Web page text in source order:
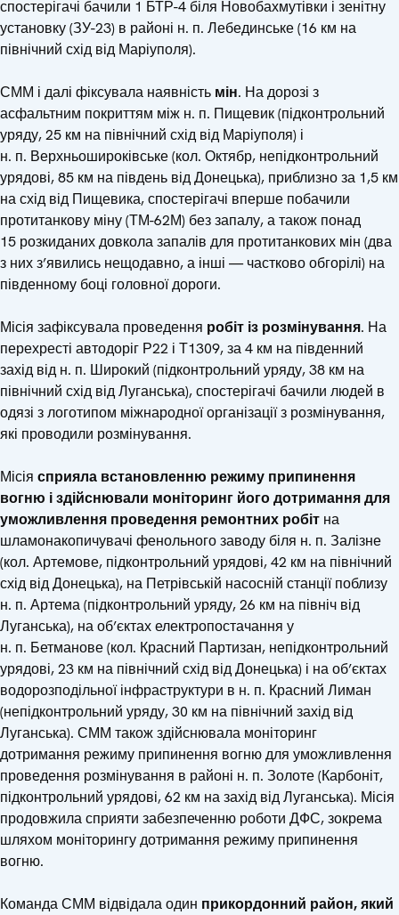
спостерігачі бачили 1 БТР-4 біля Новобахмутівки і зенітну
установку (ЗУ-23) в районі н. п. Лебединське (16 км на
північний схід від Маріуполя).
СММ і далі фіксувала наявність мін. На дорозі з
асфальтним покриттям між н. п. Пищевик (підконтрольний
уряду, 25 км на північний схід від Маріуполя) і
н. п. Верхньошироківське (кол. Октябр, непідконтрольний
урядові, 85 км на південь від Донецька), приблизно за 1,5 км
на схід від Пищевика, спостерігачі вперше побачили
протитанкову міну (ТМ-62М) без запалу, а також понад
15 розкиданих довкола запалів для протитанкових мін (два
з них з’явились нещодавно, а інші — частково обгорілі) на
південному боці головної дороги.
Місія зафіксувала проведення робіт із розмінування. На
перехресті автодоріг Р22 і Т1309, за 4 км на південний
захід від н. п. Широкий (підконтрольний уряду, 38 км на
північний схід від Луганська), спостерігачі бачили людей в
одязі з логотипом міжнародної організації з розмінування,
які проводили розмінування.
Місія сприяла встановленню режиму припинення
вогню і здійснювали моніторинг його дотримання для
уможливлення проведення ремонтних робіт на
шламонакопичувачі фенольного заводу біля н. п. Залізне
(кол. Артемове, підконтрольний урядові, 42 км на північний
схід від Донецька), на Петрівській насосній станції поблизу
н. п. Артема (підконтрольний уряду, 26 км на північ від
Луганська), на об’єктах електропостачання у
н. п. Бетманове (кол. Красний Партизан, непідконтрольний
урядові, 23 км на північний схід від Донецька) і на об’єктах
водорозподільної інфраструктури в н. п. Красний Лиман
(непідконтрольний уряду, 30 км на північний захід від
Луганська). СММ також здійснювала моніторинг
дотримання режиму припинення вогню для уможливлення
проведення розмінування в районі н. п. Золоте (Карбоніт,
підконтрольний урядові, 62 км на захід від Луганська). Місія
продовжила сприяти забезпеченню роботи ДФС, зокрема
шляхом моніторингу дотримання режиму припинення
вогню.
Команда СММ відвідала один прикордонний район, який